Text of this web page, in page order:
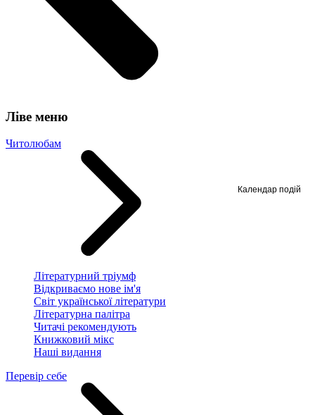
Ліве меню
Читолюбам
Літературний тріумф
Відкриваємо нове ім'я
Світ української літератури
Літературна палітра
Читачі рекомендують
Книжковий мікс
Наші видання
Перевір себе
Календар подій